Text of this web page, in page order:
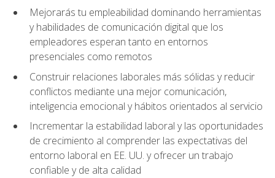
Mejorarás tu empleabilidad dominando herramientas
y habilidades de comunicación digital que los
empleadores esperan tanto en entornos
presenciales como remotos
Construir relaciones laborales más sólidas y reducir
conflictos mediante una mejor comunicación,
inteligencia emocional y hábitos orientados al servicio
Incrementar la estabilidad laboral y las oportunidades
de crecimiento al comprender las expectativas del
entorno laboral en EE. UU. y ofrecer un trabajo
confiable y de alta calidad